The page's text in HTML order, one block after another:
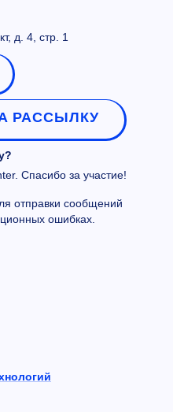
д. 4, стр. 1
РАССЫЛКУ
Спасибо за участие!
отправки сообщений
ошибках.